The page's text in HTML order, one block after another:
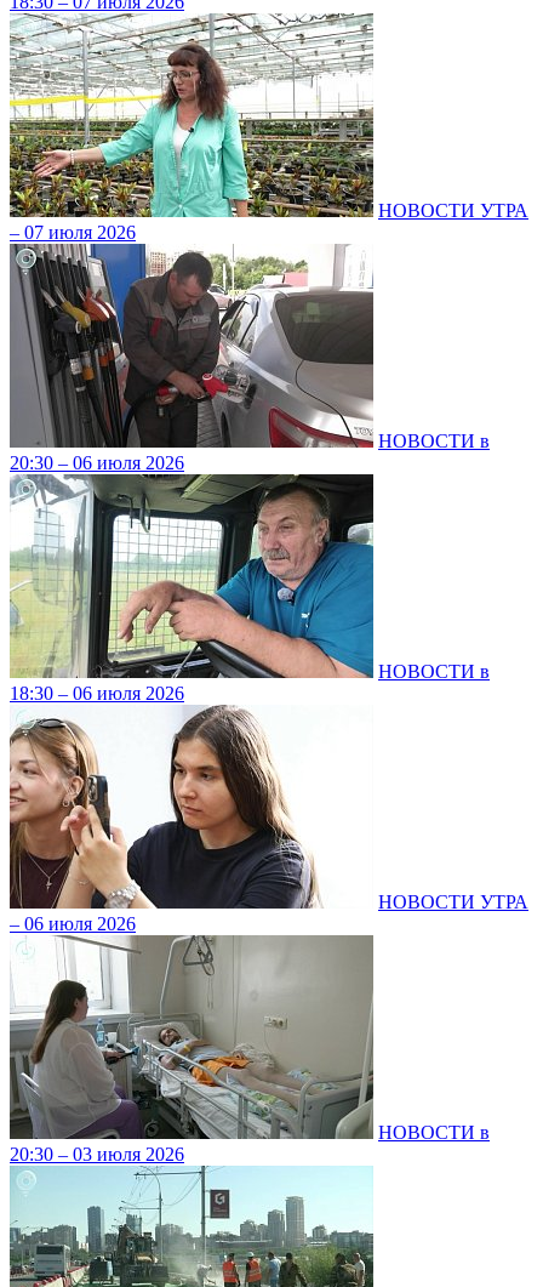
НОВОСТИ УТРА
– 07 июля 2026
НОВОСТИ в
20:30 – 06 июля 2026
НОВОСТИ в
18:30 – 06 июля 2026
НОВОСТИ УТРА
– 06 июля 2026
НОВОСТИ в
20:30 – 03 июля 2026